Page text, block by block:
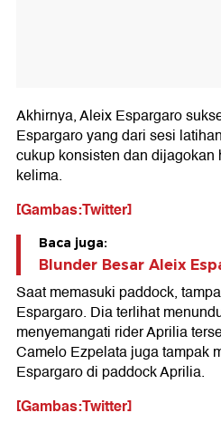
Akhirnya, Aleix Espargaro
Espargaro yang dari sesi
cukup konsisten dan
kelima.
[Gambas:Twitter]
Baca juga:
Blunder Besar Aleix
Saat memasuki paddock,
Espargaro. Dia terlihat
menyemangati rider Aprilia
Camelo Ezpelata juga tampak
Espargaro di paddock Aprilia.
[Gambas:Twitter]